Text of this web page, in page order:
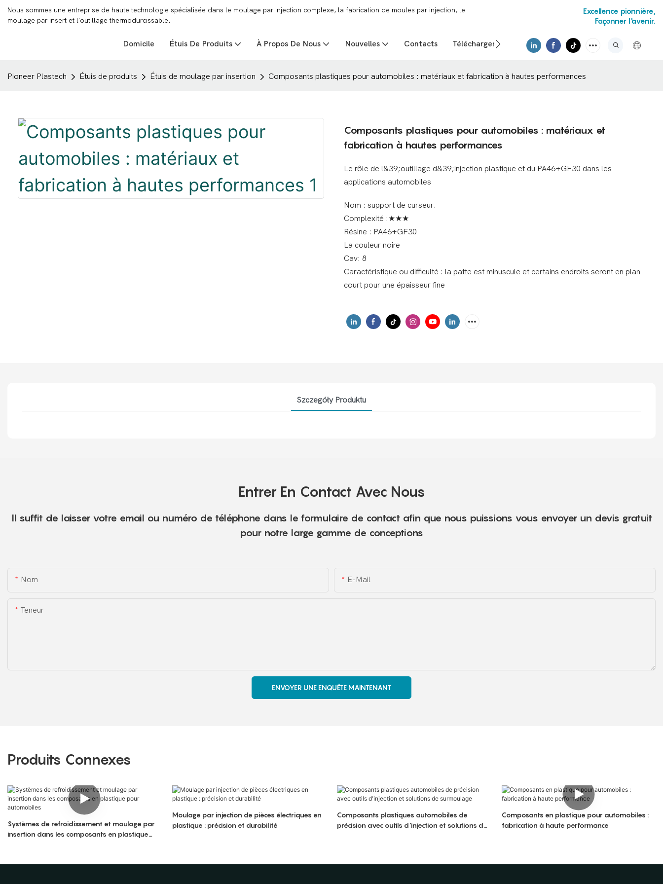
Nous sommes une entreprise de haute technologie spécialisée dans le moulage par injection complexe, la fabrication de moules par injection, le
moulage par insert et l'outillage thermodurcissable.
Excellence pionnière,
Façonner l'avenir.
Domicile Étuis De Produits À Propos De Nous Nouvelles Contacts Téléchargements Vidéo
Pioneer Plastech Étuis de produits Étuis de moulage par insertion Composants plastiques pour automobiles : matériaux et fabrication à hautes performances
Composants plastiques pour automobiles : matériaux et
fabrication à hautes performances
Le rôle de l&39;outillage d&39;injection plastique et du PA46+GF30 dans les
applications automobiles
Nom : support de curseur.
Complexité :★★★
Résine : PA46+GF30
La couleur noire
Cav: 8
Caractéristique ou difficulté : la patte est minuscule et certains endroits seront en plan
court pour une épaisseur fine
Szczegóły Produktu
Entrer En Contact Avec Nous
Il suffit de laisser votre email ou numéro de téléphone dans le formulaire de contact afin que nous puissions vous envoyer un devis gratuit
pour notre large gamme de conceptions
Nom E-Mail
Teneur
ENVOYER UNE ENQUÊTE MAINTENANT
Produits Connexes
Systèmes de refroidissement et moulage par
insertion dans les composants en plastique
Moulage par injection de pièces électriques en
plastique : précision et durabilité
Composants plastiques automobiles de
précision avec outils d'injection et solutions de
Composants en plastique pour automobiles :
fabrication à haute performance